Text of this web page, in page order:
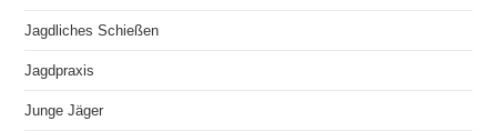
Jagdliches Schießen
Jagdpraxis
Junge Jäger